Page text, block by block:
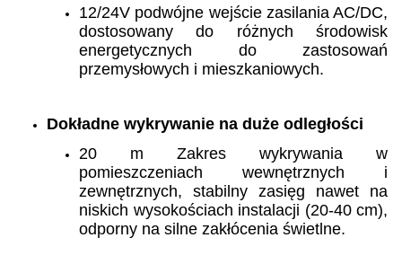
12/24V podwójne wejście zasilania AC/DC,
dostosowany do różnych środowisk
energetycznych do zastosowań
przemysłowych i mieszkaniowych.
Dokładne wykrywanie na duże odległości
20 m Zakres wykrywania w
pomieszczeniach wewnętrznych i
zewnętrznych, stabilny zasięg nawet na
niskich wysokościach instalacji (20-40 cm),
odporny na silne zakłócenia świetlne.